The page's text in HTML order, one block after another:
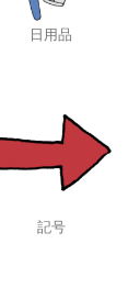
日用品
記号